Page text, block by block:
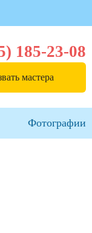
185-23-08
мастера
Фотографии